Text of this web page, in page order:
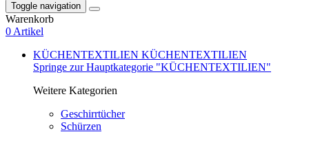
Toggle navigation
Warenkorb
0 Artikel
KÜCHENTEXTILIEN KÜCHENTEXTILIEN
Springe zur Hauptkategorie "KÜCHENTEXTILIEN"
Weitere Kategorien
Geschirrtücher
Schürzen